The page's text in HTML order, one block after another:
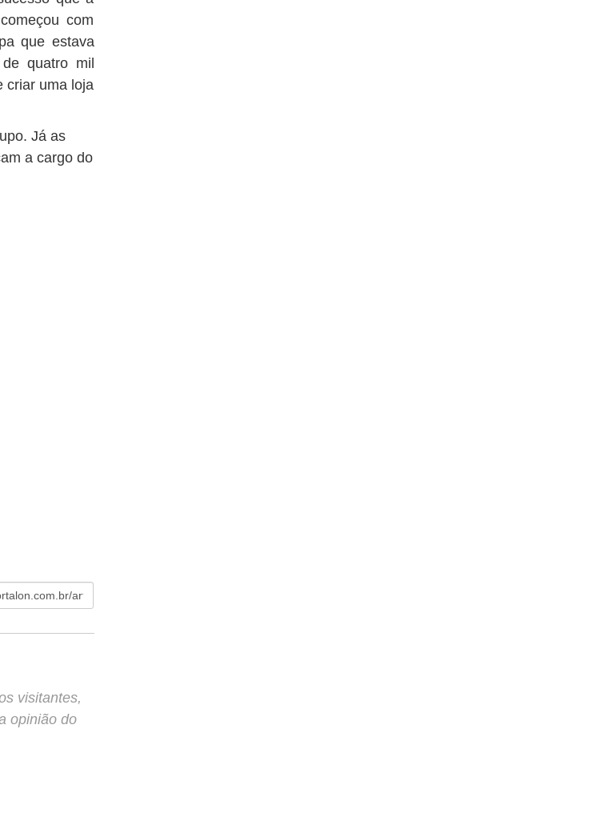
com
que estava
quatro mil
criar uma loja
Já as
a cargo do
visitantes,
opinião do